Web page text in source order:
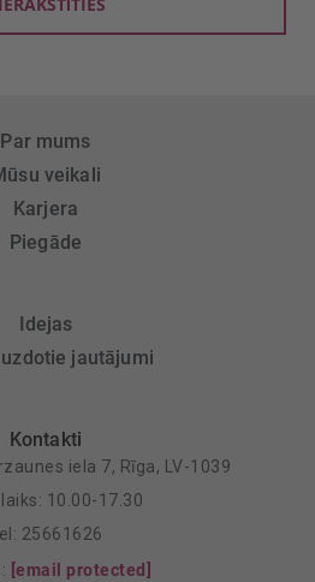
Par mums
veikali
Karjera
Piegāde
Idejas
uzdotie jautājumi
Kontakti
iela 7, Rīga, LV-1039
10.00-17.30
25661626
[email protected]